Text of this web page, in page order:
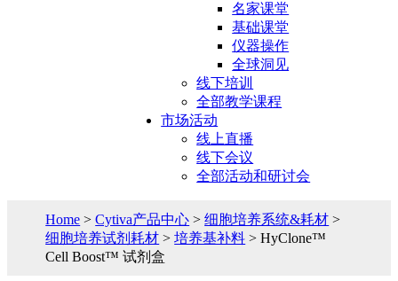
名家课堂
基础课堂
仪器操作
全球洞见
线下培训
全部教学课程
市场活动
线上直播
线下会议
全部活动和研讨会
Home >Cytiva产品中心 >细胞培养系统&耗材 >
细胞培养试剂耗材 >培养基补料 > HyClone™
Cell Boost™ 试剂盒